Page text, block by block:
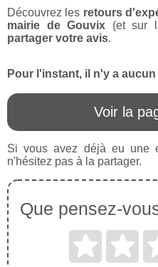
Découvrez les retours
mairie de Gouvix (et sur
partager votre avis.
Pour l'instant, il n'y a
Voir la
Si vous avez déjà eu une
n'hésitez pas à la partager.
Que pensez-